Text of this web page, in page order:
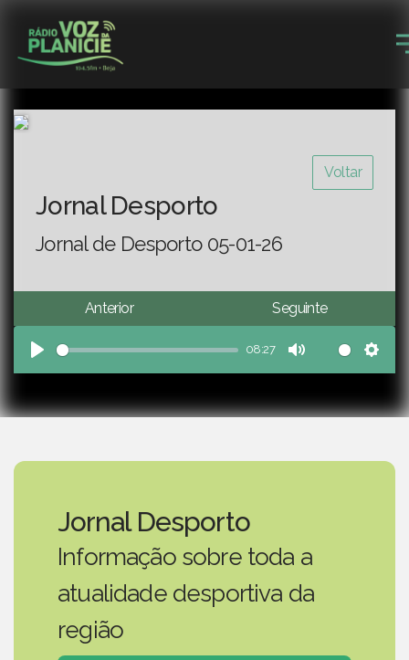
Voltar
Jornal Desporto
Jornal de Desporto 05-01-26
Anterior Seguinte
Play
08:27
Mute
Jornal Desporto
Informação sobre toda a
atualidade desportiva da
região